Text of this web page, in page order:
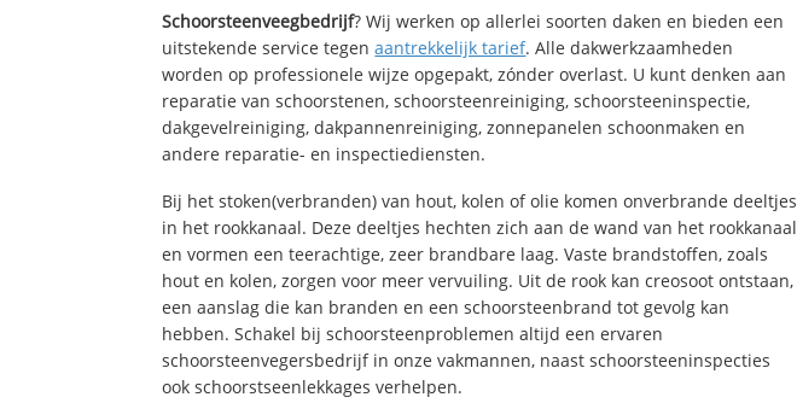
Schoorsteenveegbedrijf? Wij werken op allerlei soorten daken en bieden een
uitstekende service tegenaantrekkelijk tarief. Alle dakwerkzaamheden
worden op professionele wijze opgepakt, zónder overlast. U kunt denken aan
reparatie van schoorstenen, schoorsteenreiniging, schoorsteeninspectie,
dakgevelreiniging, dakpannenreiniging, zonnepanelen schoonmaken en
andere reparatie- en inspectiediensten.
Bij het stoken(verbranden) van hout, kolen of olie komen onverbrande deeltjes
in het rookkanaal. Deze deeltjes hechten zich aan de wand van het rookkanaal
en vormen een teerachtige, zeer brandbare laag. Vaste brandstoffen, zoals
hout en kolen, zorgen voor meer vervuiling. Uit de rook kan creosoot ontstaan,
een aanslag die kan branden en een schoorsteenbrand tot gevolg kan
hebben. Schakel bij schoorsteenproblemen altijd een ervaren
schoorsteenvegersbedrijf in onze vakmannen, naast schoorsteeninspecties
ook schoorstseenlekkages verhelpen.